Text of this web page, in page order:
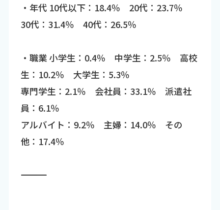
・年代 10代以下：18.4％ 20代：23.7％
30代：31.4％ 40代：26.5％
・職業 小学生：0.4％ 中学生：2.5％ 高校
生：10.2％ 大学生：5.3％
専門学生：2.1％ 会社員：33.1％ 派遣社
員：6.1％
アルバイト：9.2％ 主婦：14.0％ その
他：17.4％
―――――――――――――――――――――――――――――――――――